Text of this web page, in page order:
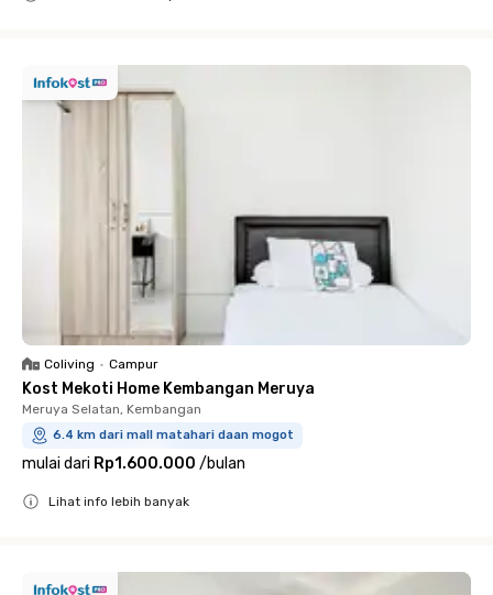
Coliving • Campur
Kost Mekoti Home Kembangan Meruya
Meruya Selatan, Kembangan
6.4 km dari mall matahari daan mogot
mulai dari Rp1.600.000 /bulan
Lihat info lebih banyak